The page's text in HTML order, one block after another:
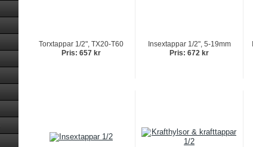
Torxtappar 1/2", TX20-T60
Pris: 657 kr
Insextappar 1/2", 5-19mm
Pris: 672 kr